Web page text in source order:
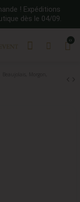
! Expéditions
dès le 04/09.